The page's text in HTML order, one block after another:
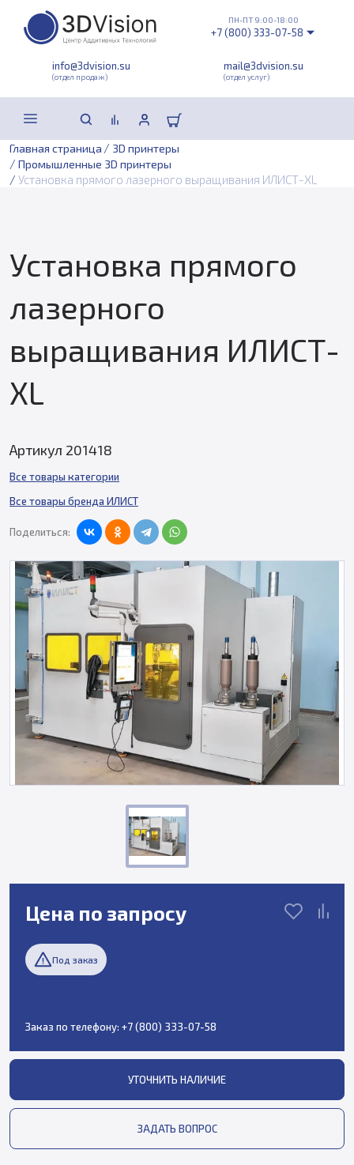
info@3dvision.su
(отдел продаж)
mail@3dvision.su
(отдел услуг)
ПН-ПТ 9:00-18:00
+7 (800) 333-07-58
Главная страница / 3D принтеры
/ Промышленные 3D принтеры
/ Установка прямого лазерного выращивания ИЛИСТ-XL
Установка прямого
лазерного
выращивания ИЛИСТ-
XL
Артикул 201418
Все товары категории
Все товары бренда ИЛИСТ
Поделиться:
Цена по запросу
Под заказ
Заказ по телефону: +7 (800) 333-07-58
УТОЧНИТЬ НАЛИЧИЕ
ЗАДАТЬ ВОПРОС